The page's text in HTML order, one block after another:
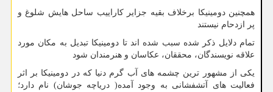
همچنین دومینیکا برخلاف بقیه جزایر کاراییب ساحل هایش شلوغ و
پر ازدحام نیستند
تمام دلایل ذکر شده سبب شده اند تا دومینیکا تبدیل به مکان مورد
علاقه نویسندگان، محققان، عکاسان و هنرمندان شود
یکی از مشهور ترین چشمه های آب گرم دنیا که در دومینیکا بر اثر
فعالیت های آتشفشانی به وجود آمده( دریاچه جوشان) نام دارد؛